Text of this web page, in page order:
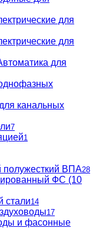
для
для
для
канальных
7
1
полужесткий ВПА28
ФС (10
стали14
17
и фасонные